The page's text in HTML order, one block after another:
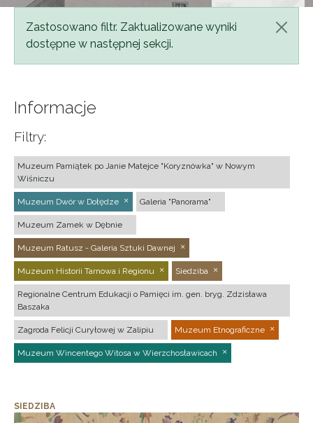
Komunikat
Zastosowano filtr. Zaktualizowane wyniki
dostępne w następnej sekcji.
Informacje
Filtry:
Muzeum Pamiątek po Janie Matejce "Koryznówka" w Nowym
Wiśniczu
Muzeum Dwór w Dołędze Galeria "Panorama"
Muzeum Zamek w Dębnie
Muzeum Ratusz - Galeria Sztuki Dawnej
Muzeum Historii Tarnowa i Regionu Siedziba
Regionalne Centrum Edukacji o Pamięci im. gen. bryg. Zdzisława
Baszaka
Zagroda Felicji Curyłowej w Zalipiu Muzeum Etnograficzne
Muzeum Wincentego Witosa w Wierzchosławicach
SIEDZIBA